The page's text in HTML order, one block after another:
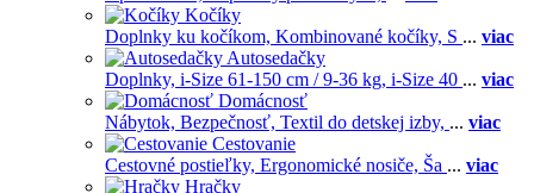
Kočíky
Doplnky ku kočíkom, Kombinované kočíky, S ... viac
Autosedačky
Doplnky, i-Size 61-150 cm / 9-36 kg, i-Size 40 ... viac
Domácnosť
Nábytok, Bezpečnosť, Textil do detskej izby, ... viac
Cestovanie
Cestovné postieľky, Ergonomické nosiče, Ša ... viac
Hračky